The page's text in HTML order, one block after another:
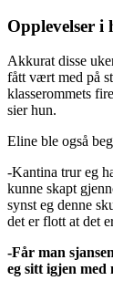
Opplevelser i
Akkurat disse
fått vært med på
klasserommets
sier hun.
Eline ble også
-Kantina trur eg
kunne skapt
synst eg denne
det er flott at det
-Får man
eg sitt igjen